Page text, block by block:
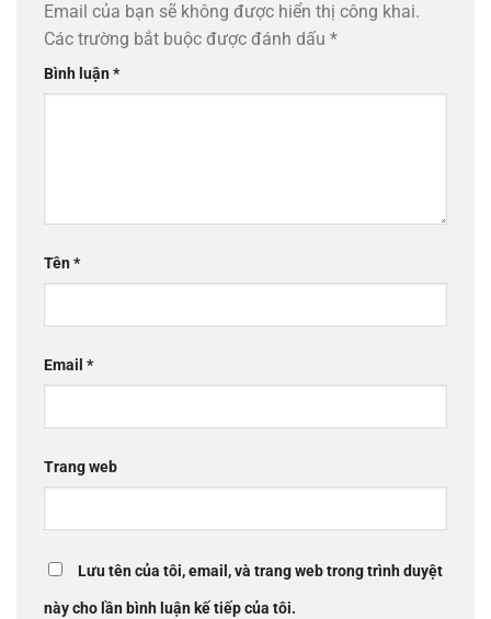
Email của bạn sẽ không được hiển thị công khai.
Các trường bắt buộc được đánh dấu *
Bình luận*
Tên*
Email *
Trang web
Lưu tên của tôi, email, và trang web trong trình duyệt
này cho lần bình luận kế tiếp của tôi.